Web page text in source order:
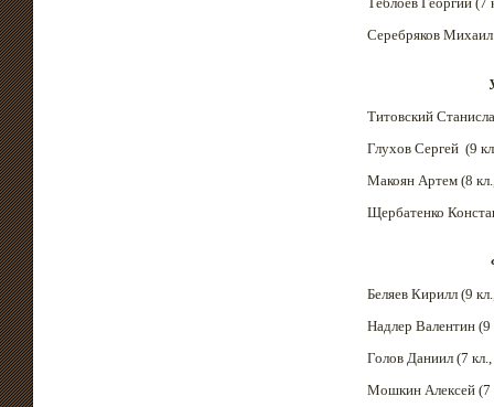
Серебряков
Титовский
Глухов Сергей (9
Макоян Артем (8
Щербатенко
Беляев Кирилл (9
Надлер Валентин (9
Голов Даниил (7
Мошкин Алексей (7